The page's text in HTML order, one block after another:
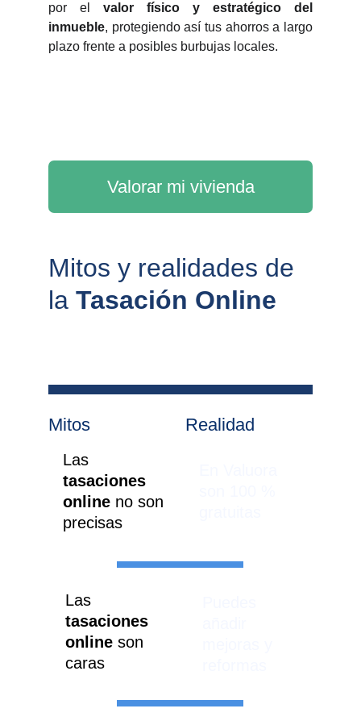
por el
valor físico y estratégico del
inmueble, protegiendo así tus ahorros a largo
plazo frente a posibles burbujas locales.
Valorar mi vivienda
Mitos y realidades de
la Tasación Online
Mitos Realidad
Las
tasaciones
online no son
precisas
Las
tasaciones
online son
caras